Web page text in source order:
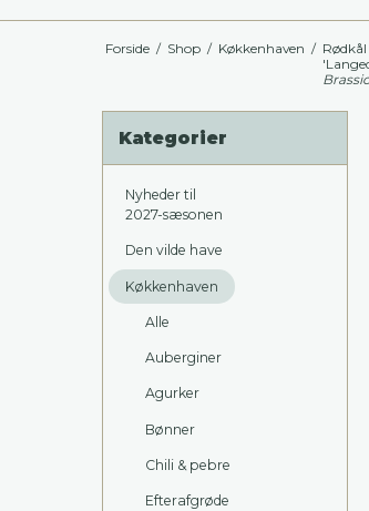
Forside / Shop / Køkkenhaven / Rødkål
Kategorier
Nyheder til
2027-sæsonen
Den vilde have
Køkkenhaven
Alle
Auberginer
Agurker
Bønner
Chili & pebre
Efterafgrøde